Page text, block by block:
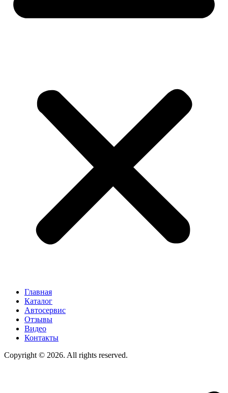
Главная
Каталог
Автосервис
Отзывы
Видео
Контакты
Copyright © 2026. All rights reserved.